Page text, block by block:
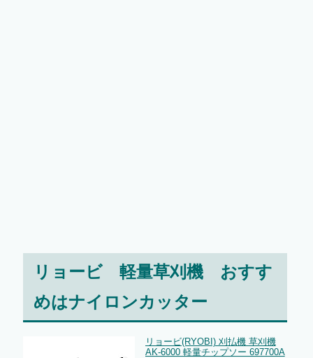
リョービ 軽量草刈機 おすす
めはナイロンカッター
リョービ(RYOBI) 刈払機 草刈機
AK-6000 軽量チップソー 697700A